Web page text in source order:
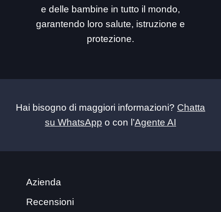
e delle bambine in tutto il mondo,
garantendo loro salute, istruzione e
protezione.
Hai bisogno di maggiori informazioni? Chatta
su WhatsApp o con l’Agente AI
Azienda
Recensioni